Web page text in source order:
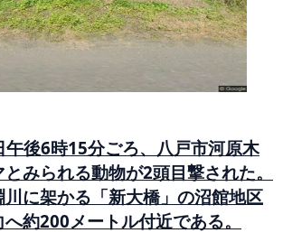
後6時15分ごろ、八戸市河原木
みられる動物が2頭目撃された。
川に架かる「新大橋」の沼館地区
約200メートル付近である。